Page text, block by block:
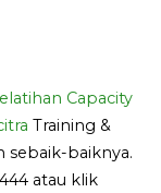
Capacity
Training &
sebaik-baiknya.
atau klik